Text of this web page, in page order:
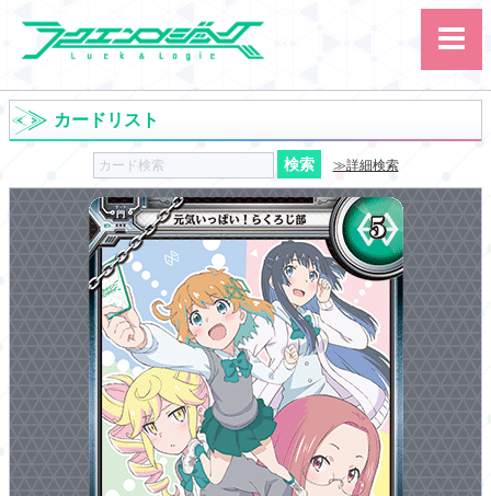
サイト内検索
カード ルール
大会
講習会
その他
カードリスト
≫詳細検索